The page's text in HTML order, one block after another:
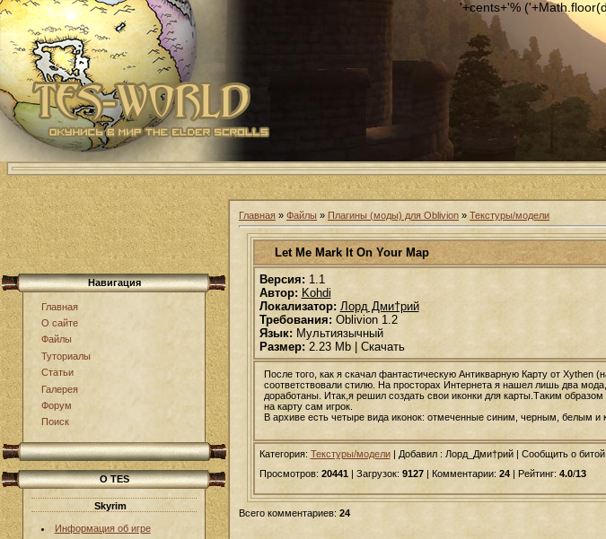
Навигация
Главная
О сайте
Файлы
Туториалы
Статьи
Галерея
Форум
Поиск
О TES
Skyrim
Информация об игре
Главная » Файлы » Плагины (моды) для Oblivion » Текстуры/модели
Let Me Mark It On Your Map
Версия: 1.1
Автор: Kohdi
Локализатор: Лорд Дми†рий
Требования: Oblivion 1.2
Язык: Мультиязычный
Размер: 2.23 Mb | Скачать
После того, как я скачал фантастическую Антикварную Карту от Xythen
соответствовали стилю. На просторах Интернета я нашел лишь два
доработаны. Итак,я решил создать свои иконки для карты.Таким
на карту сам игрок.
В архиве есть четыре вида иконок: отмеченные синим, черным, белым и
Категория: Текстуры/модели| Добавил : Лорд_Дми†рий | Сообщить о
Просмотров: 20441| Загрузок: 9127| Комментарии: 24| Рейтинг: 4.0/13
Всего комментариев: 24
'+cents+'%